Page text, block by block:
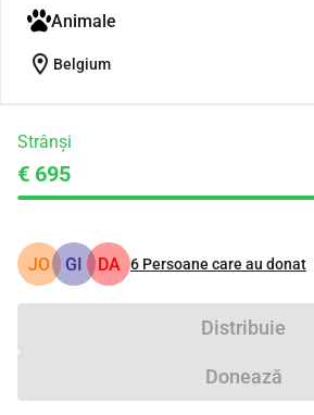
Animale
location_on Belgium
Strânși
€ 695
JO GI DA 6 Persoane care au donat
Distribuie
Donează